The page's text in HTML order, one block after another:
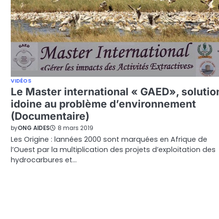
VIDÉOS
Le Master international « GAED»,
idoine au problème d’environnement
(Documentaire)
byONG AIDES 8 mars 2019
Les Origine : lannées 2000 sont marquées en Afrique de
l’Ouest par la multiplication des projets d’exploitation des
hydrocarbures et…